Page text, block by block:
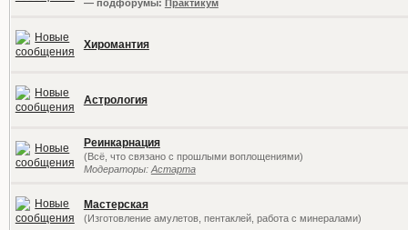
— подфорумы: Практикум
Хиромантия
Астрология
Реинкарнация
(Всё, что связано с прошлыми воплощениями)
Модераторы: Астарта
Мастерская
(Изготовление амулетов, пентаклей, работа с минералами)